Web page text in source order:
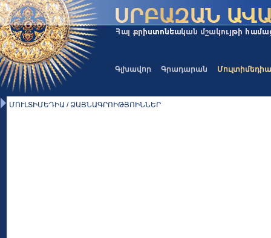
Գլխավոր Գրադարան Մուլտիմեդիա
ՄՈՒԼՏԻՄԵԴԻԱ / ՁԱՅՆԱԳՐՈԻԹՅՈԻՆՆԵՐ